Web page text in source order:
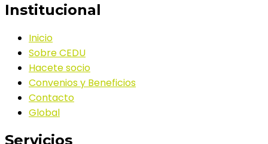
Institucional
Inicio
Sobre CEDU
Hacete socio
Convenios y Beneficios
Contacto
Global
Servicios